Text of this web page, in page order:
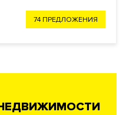
74 ПРЕДЛОЖЕНИЯ